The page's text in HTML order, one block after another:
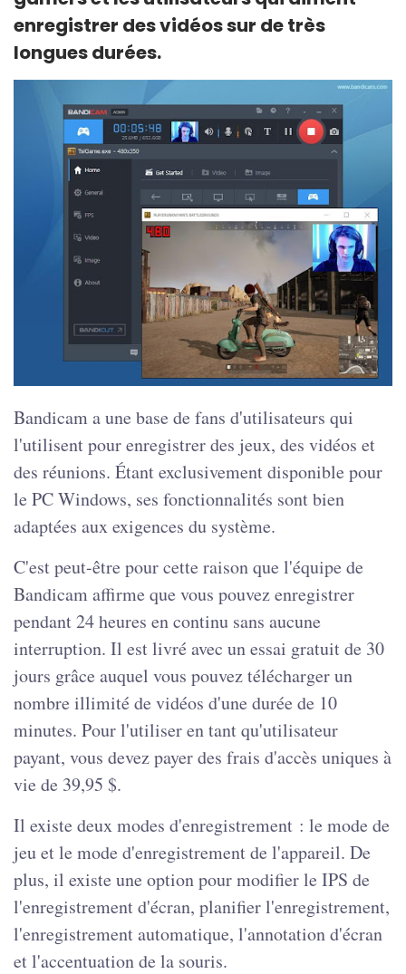
enregistrer des vidéos sur de très
longues durées.
Bandicam a une base de fans d'utilisateurs qui
l'utilisent pour enregistrer des jeux, des vidéos et
des réunions. Étant exclusivement disponible pour
le PC Windows, ses fonctionnalités sont bien
adaptées aux exigences du système.
C'est peut-être pour cette raison que l'équipe de
Bandicam affirme que vous pouvez enregistrer
pendant 24 heures en continu sans aucune
interruption. Il est livré avec un essai gratuit de 30
jours grâce auquel vous pouvez télécharger un
nombre illimité de vidéos d'une durée de 10
minutes. Pour l'utiliser en tant qu'utilisateur
payant, vous devez payer des frais d'accès uniques à
vie de 39,95 $.
Il existe deux modes d'enregistrement : le mode de
jeu et le mode d'enregistrement de l'appareil. De
plus, il existe une option pour modifier le IPS de
l'enregistrement d'écran, planifier l'enregistrement,
l'enregistrement automatique, l'annotation d'écran
et l'accentuation de la souris.